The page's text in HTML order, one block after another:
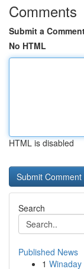
Comments
Submit a
No HTML
HTML is disabled
Search
Published News
1